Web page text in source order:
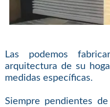
Las podemos
arquitectura de su
medidas específicas.
Siempre pendientes